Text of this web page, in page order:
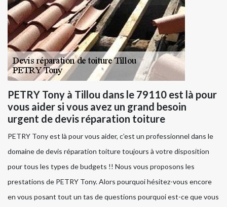
PETRY Tony à Tillou dans le 79110 est là pour
vous aider si vous avez un grand besoin
urgent de devis réparation toiture
PETRY Tony est là pour vous aider, c’est un professionnel dans le
domaine de devis réparation toiture toujours à votre disposition
pour tous les types de budgets !! Nous vous proposons les
prestations de PETRY Tony. Alors pourquoi hésitez-vous encore
en vous posant tout un tas de questions pourquoi est-ce que vous